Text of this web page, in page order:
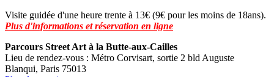
Visite guidée d'une heure trente à 13€ (9€ pour les moins de 18ans).
Plus d'informations et réservation en ligne
Parcours Street Art à la Butte-aux-Cailles
Lieu de rendez-vous : Métro Corvisart, sortie 2 bld Auguste
Blanqui, Paris 75013